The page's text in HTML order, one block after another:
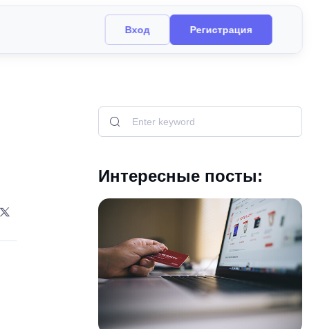
Вход Регистрация
Интересные посты: